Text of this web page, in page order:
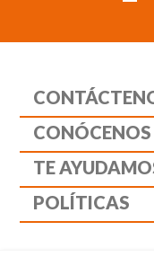
CONÓCENOS
TE
POLÍTICAS